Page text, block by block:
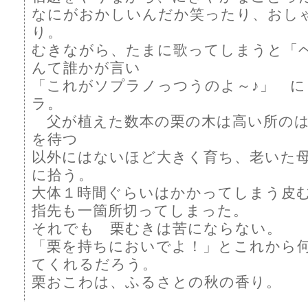
なにがおかしいんだか笑ったり、おし
り。
むきながら、たまに歌ってしまうと「
んて誰かが言い
「これがソプラノっつうのよ～♪」
ラ。
父が植えた数本の栗の木は高い所の
を待つ
以外にはないほど大きく育ち、老いた
に拾う。
大体１時間ぐらいはかかってしまう皮
指先も一箇所切ってしまった。
それでも 栗むきは苦にならない。
「栗を持ちにおいでよ！」とこれか
てくれるだろう。
栗おこわは、ふるさとの秋の香り。